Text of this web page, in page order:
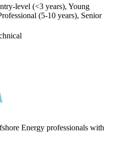
level (<3 years), Young
(5-10 years), Senior
Energy professionals with